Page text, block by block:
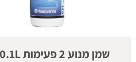
שמן מנוע 2 פעימות HP 0.1L